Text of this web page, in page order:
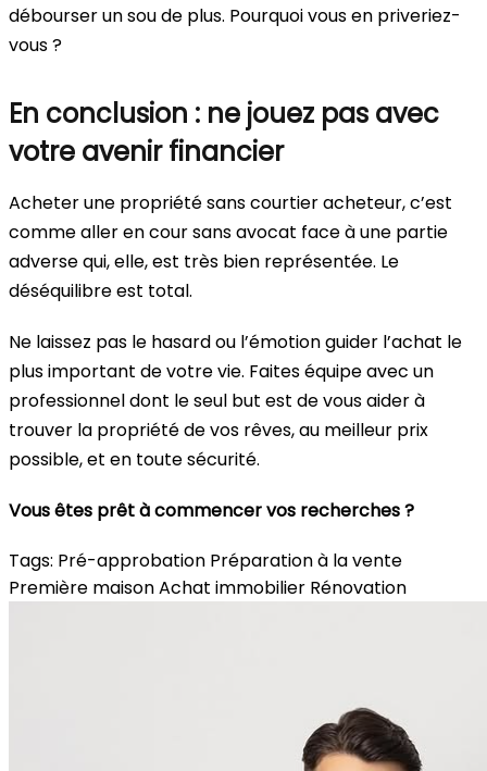
débourser un sou de plus. Pourquoi vous en priveriez-
vous ?
En conclusion : ne jouez pas avec
votre avenir financier
Acheter une propriété sans courtier acheteur, c’est
comme aller en cour sans avocat face à une partie
adverse qui, elle, est très bien représentée. Le
déséquilibre est total.
Ne laissez pas le hasard ou l’émotion guider l’achat le
plus important de votre vie. Faites équipe avec un
professionnel dont le seul but est de vous aider à
trouver la propriété de vos rêves, au meilleur prix
possible, et en toute sécurité.
Vous êtes prêt à commencer vos recherches ?
Tags: Pré-approbation Préparation à la vente
Première maisonAchat immobilier Rénovation